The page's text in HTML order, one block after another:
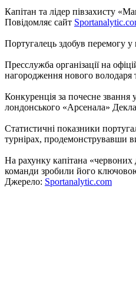
Капітан та лідер півзахисту
Повідомляє сайт
Португалець здобув перемогу
Пресслужба організації на
нагородження нового володаря
Конкуренція за почесне звання
лондонського «Арсенала»
Статистичні показники
турнірах, продемонструвавши
На рахунку капітана «червоних
команди зробили його
Джерело: Sportanalytic.com